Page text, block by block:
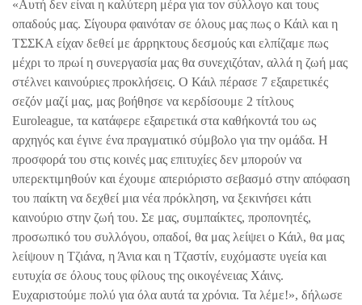
«Αυτή δεν είναι η καλύτερη μέρα για τον σύλλογο και τους
οπαδούς μας. Σίγουρα φαινόταν σε όλους μας πως ο Κάιλ και η
ΤΣΣΚΑ είχαν δεθεί με άρρηκτους δεσμούς και ελπίζαμε πως
μέχρι το πρωί η συνεργασία μας θα συνεχιζόταν, αλλά η ζωή μας
στέλνει καινούριες προκλήσεις. Ο Κάιλ πέρασε 7 εξαιρετικές
σεζόν μαζί μας, μας βοήθησε να κερδίσουμε 2 τίτλους
Euroleague, τα κατάφερε εξαιρετικά στα καθήκοντά του ως
αρχηγός και έγινε ένα πραγματικό σύμβολο για την ομάδα. Η
προσφορά του στις κοινές μας επιτυχίες δεν μπορούν να
υπερεκτιμηθούν και έχουμε απεριόριστο σεβασμό στην απόφαση
του παίκτη να δεχθεί μια νέα πρόκληση, να ξεκινήσει κάτι
καινούριο στην ζωή του. Σε μας, συμπαίκτες, προπονητές,
προσωπικό του συλλόγου, οπαδοί, θα μας λείψει ο Κάιλ, θα μας
λείψουν η Τζιάνα, η Άνια και η Τζαστίν, ευχόμαστε υγεία και
ευτυχία σε όλους τους φίλους της οικογένειας Χάινς.
Ευχαριστούμε πολύ για όλα αυτά τα χρόνια. Τα λέμε!», δήλωσε